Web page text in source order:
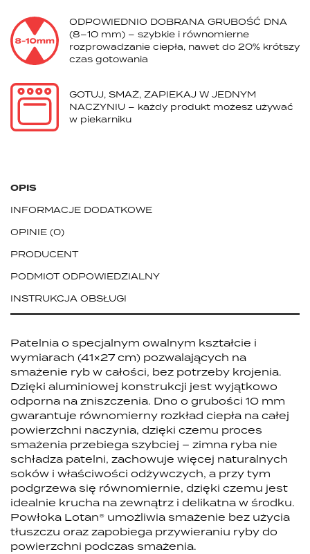
ODPOWIEDNIO DOBRANA GRUBOŚĆ DNA
(8–10 mm) – szybkie i równomierne
rozprowadzanie ciepła, nawet do 20% krótszy
czas gotowania
GOTUJ, SMAŻ, ZAPIEKAJ W JEDNYM
NACZYNIU – każdy produkt możesz używać
w piekarniku
OPIS
INFORMACJE DODATKOWE
OPINIE 0
PRODUCENT
PODMIOT ODPOWIEDZIALNY
INSTRUKCJA OBSŁUGI
Patelnia o specjalnym owalnym kształcie i
wymiarach (41×27 cm) pozwalających na
smażenie ryb w całości, bez potrzeby krojenia.
Dzięki aluminiowej konstrukcji jest wyjątkowo
odporna na zniszczenia. Dno o grubości 10 mm
gwarantuje równomierny rozkład ciepła na całej
powierzchni naczynia, dzięki czemu proces
smażenia przebiega szybciej – zimna ryba nie
schładza patelni, zachowuje więcej naturalnych
soków i właściwości odżywczych, a przy tym
podgrzewa się równomiernie, dzięki czemu jest
idealnie krucha na zewnątrz i delikatna w środku.
Powłoka Lotan® umożliwia smażenie bez użycia
tłuszczu oraz zapobiega przywieraniu ryby do
powierzchni podczas smażenia.